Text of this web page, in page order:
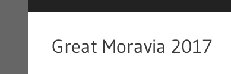
Great Moravia 2017